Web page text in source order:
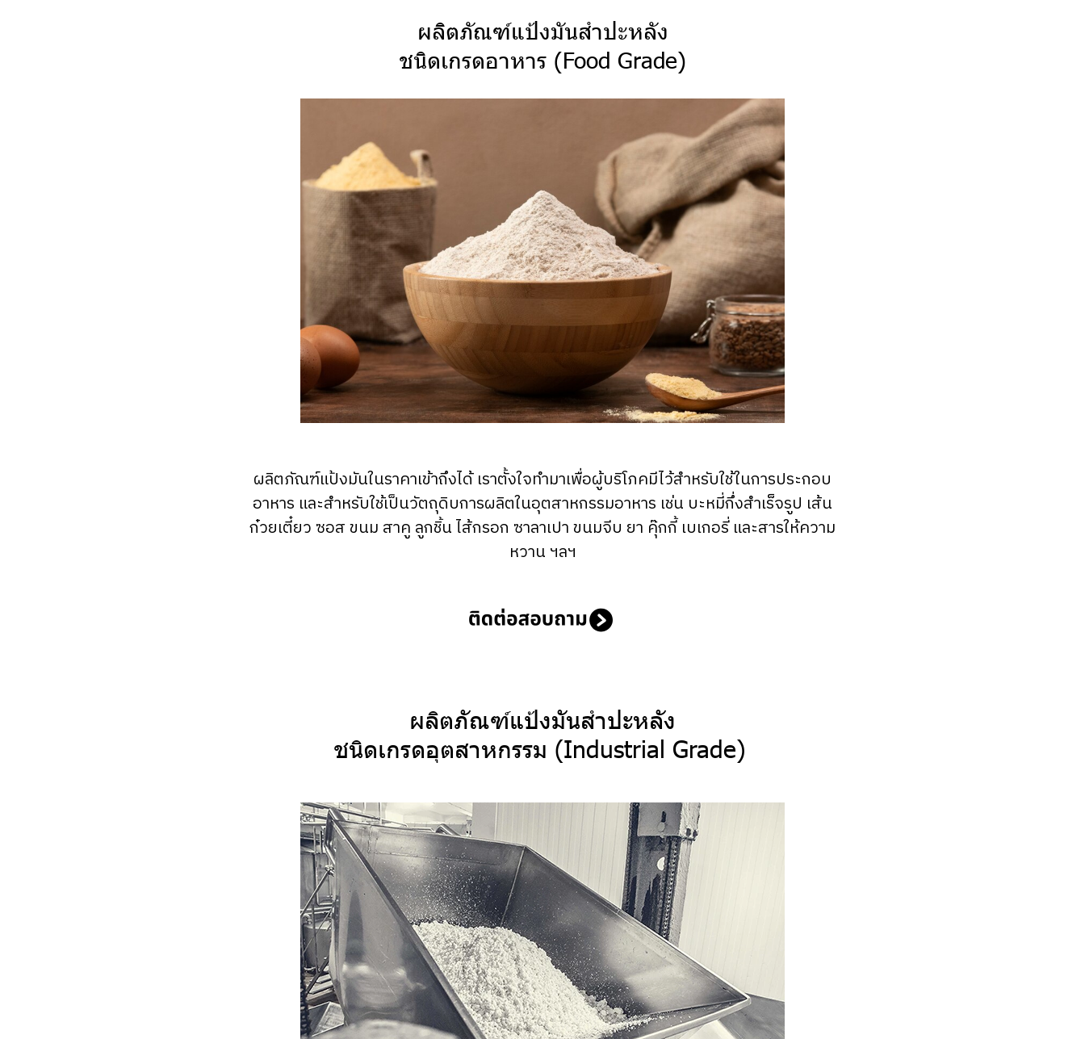
ผลิตภัณฑ์แป้งมันสำปะหลัง
ชนิดเกรดอาหาร (Food Grade)
ผลิตภัณฑ์แป้งมันในราคาเข้าถึงได้ เราตั้งใจทำมาเพื่อผู้บริโภคมีไว้สำหรับใช้ในการประกอบ
อาหาร และสำหรับใช้เป็นวัตถุดิบการผลิตในอุตสาหกรรมอาหาร เช่น บะหมี่กึ่งสำเร็จรูป เส้น
ก๋วยเตี๋ยว ซอส ขนม สาคู ลูกชิ้น ไส้กรอก ซาลาเปา ขนมจีบ ยา คุ๊กกี้ เบเกอรี่ และสารให้ความ
หวาน ฯลฯ
ผลิตภัณฑ์แป้งมันสำปะหลัง
ชนิดเกรดอุตสาหกรรม (Industrial Grade)